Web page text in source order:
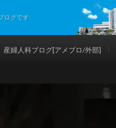
ログです
産婦人科ブログ[アメブロ/外部]